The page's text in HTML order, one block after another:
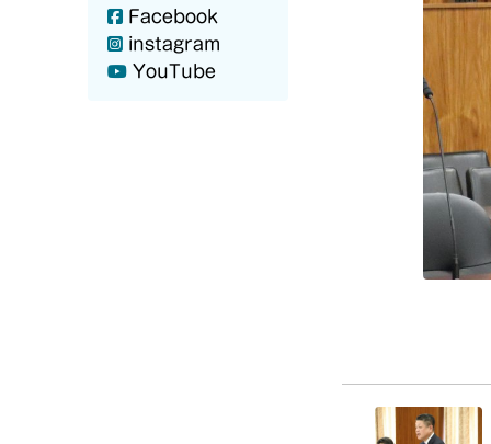
Facebook
instagram
YouTube